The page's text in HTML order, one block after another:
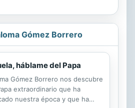
Gómez Borrero
háblame del Papa
Gómez Borrero nos descubre
extraordinario que ha
nuestra época y que ha